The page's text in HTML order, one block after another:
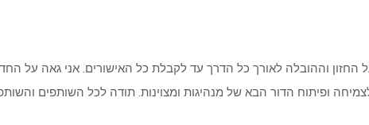
על החזון וההובלה לאורך כל הדרך עד לקבלת כל האישורים. אני גאה על
ופיתוח הדור הבא של מנהיגות ומצוינות. תודה לכל השותפים